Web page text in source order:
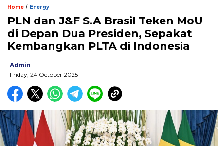
Home / Energy
PLN dan J&F S.A Brasil Teken MoU
di Depan Dua Presiden, Sepakat
Kembangkan PLTA di Indonesia
Admin
Friday, 24 October 2025